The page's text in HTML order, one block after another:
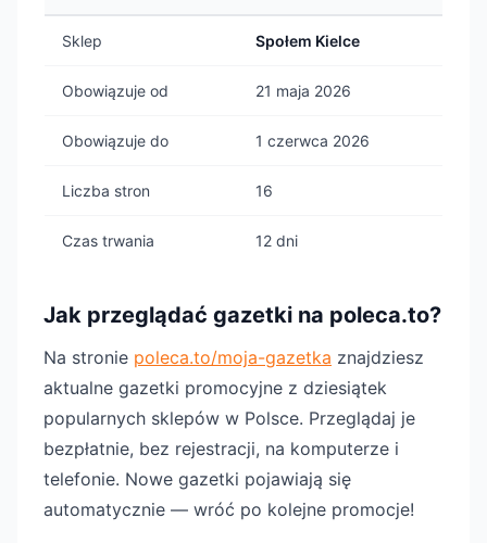
Sklep Społem Kielce
Obowiązuje od 21 maja 2026
Obowiązuje do 1 czerwca 2026
Liczba stron 16
Czas trwania 12 dni
Jak przeglądać gazetki na poleca.to?
Na stronie poleca.to/moja-gazetka znajdziesz
aktualne gazetki promocyjne z dziesiątek
popularnych sklepów w Polsce. Przeglądaj je
bezpłatnie, bez rejestracji, na komputerze i
telefonie. Nowe gazetki pojawiają się
automatycznie — wróć po kolejne promocje!